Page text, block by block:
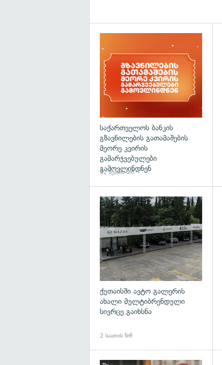
საქართველოს ბანკის
გზავნილების გათამაშების
მეორე კვირის
გამარჯვებულები
გამოვლინდნენ
32 წუთის წინ
ქუთაისში ავტო გალერის
ახალი მულტიბრენდული
სივრცე გაიხსნა
2 საათის წინ